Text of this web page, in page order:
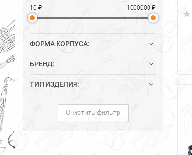
10 ₽ 1000000 ₽
ФОРМА КОРПУСА:
БРЕНД:
ТИП ИЗДЕЛИЯ:
Очистить фильтр